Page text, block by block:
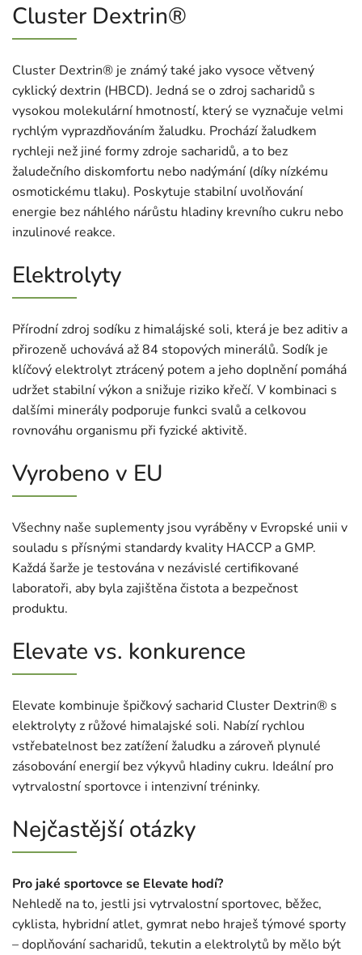
Cluster Dextrin®
Cluster Dextrin® je známý také jako vysoce větvený
cyklický dextrin (HBCD). Jedná se o zdroj sacharidů s
vysokou molekulární hmotností, který se vyznačuje velmi
rychlým vyprazdňováním žaludku. Prochází žaludkem
rychleji než jiné formy zdroje sacharidů, a to bez
žaludečního diskomfortu nebo nadýmání (díky nízkému
osmotickému tlaku). Poskytuje stabilní uvolňování
energie bez náhlého nárůstu hladiny krevního cukru nebo
inzulinové reakce.
Elektrolyty
Přírodní zdroj sodíku z himalájské soli, která je bez aditiv a
přirozeně uchovává až 84 stopových minerálů. Sodík je
klíčový elektrolyt ztrácený potem a jeho doplnění pomáhá
udržet stabilní výkon a snižuje riziko křečí. V kombinaci s
dalšími minerály podporuje funkci svalů a celkovou
rovnováhu organismu při fyzické aktivitě.
Vyrobeno v EU
Všechny naše suplementy jsou vyráběny v Evropské unii v
souladu s přísnými standardy kvality HACCP a GMP.
Každá šarže je testována v nezávislé certifikované
laboratoři, aby byla zajištěna čistota a bezpečnost
produktu.
Elevate vs. konkurence
Elevate kombinuje špičkový sacharid Cluster Dextrin® s
elektrolyty z růžové himalajské soli. Nabízí rychlou
vstřebatelnost bez zatížení žaludku a zároveň plynulé
zásobování energií bez výkyvů hladiny cukru. Ideální pro
vytrvalostní sportovce i intenzivní tréninky.
Nejčastější otázky
Pro jaké sportovce se Elevate hodí?
Nehledě na to, jestli jsi vytrvalostní sportovec, běžec,
cyklista, hybridní atlet, gymrat nebo hraješ týmové sporty
– doplňování sacharidů, tekutin a elektrolytů by mělo být